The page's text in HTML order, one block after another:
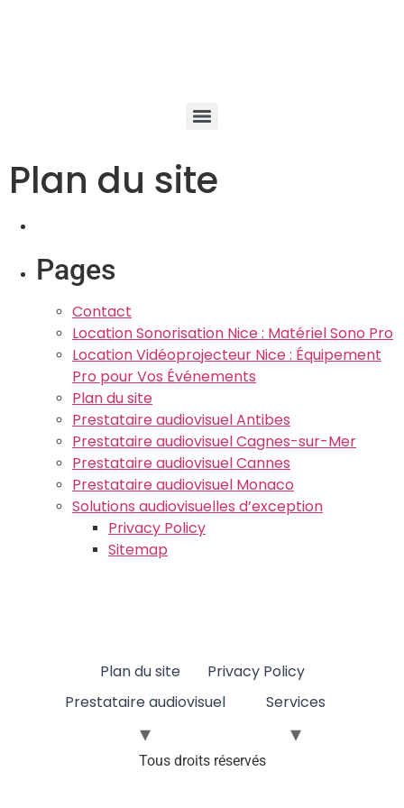
Plan du site
Pages
Contact
Location Sonorisation Nice : Matériel Sono Pro
Location Vidéoprojecteur Nice : Équipement
Pro pour Vos Événements
Plan du site
Prestataire audiovisuel Antibes
Prestataire audiovisuel Cagnes-sur-Mer
Prestataire audiovisuel Cannes
Prestataire audiovisuel Monaco
Solutions audiovisuelles d’exception
Privacy Policy
Sitemap
Plan du site
Privacy Policy
Prestataire audiovisuel
Services
Tous droits réservés